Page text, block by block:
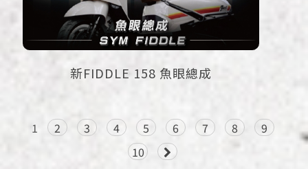
新FIDDLE 158 魚眼總成
1 2 3 4 5 6 7 8
9
10